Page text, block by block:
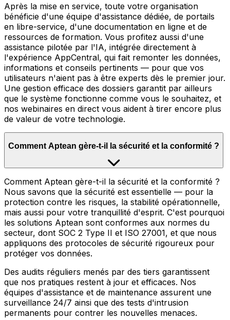
Après la mise en service, toute votre organisation
bénéficie d'une équipe d'assistance dédiée, de portails
en libre-service, d'une documentation en ligne et de
ressources de formation. Vous profitez aussi d'une
assistance pilotée par l'IA, intégrée directement à
l'expérience AppCentral, qui fait remonter les données,
informations et conseils pertinents — pour que vos
utilisateurs n'aient pas à être experts dès le premier jour.
Une gestion efficace des dossiers garantit par ailleurs
que le système fonctionne comme vous le souhaitez, et
nos webinaires en direct vous aident à tirer encore plus
de valeur de votre technologie.
Comment Aptean gère-t-il la sécurité et la conformité ?
Comment Aptean gère-t-il la sécurité et la conformité ?
Nous savons que la sécurité est essentielle — pour la
protection contre les risques, la stabilité opérationnelle,
mais aussi pour votre tranquillité d'esprit. C'est pourquoi
les solutions Aptean sont conformes aux normes du
secteur, dont SOC 2 Type II et ISO 27001, et que nous
appliquons des protocoles de sécurité rigoureux pour
protéger vos données.
Des audits réguliers menés par des tiers garantissent
que nos pratiques restent à jour et efficaces. Nos
équipes d'assistance et de maintenance assurent une
surveillance 24/7 ainsi que des tests d'intrusion
permanents pour contrer les nouvelles menaces.